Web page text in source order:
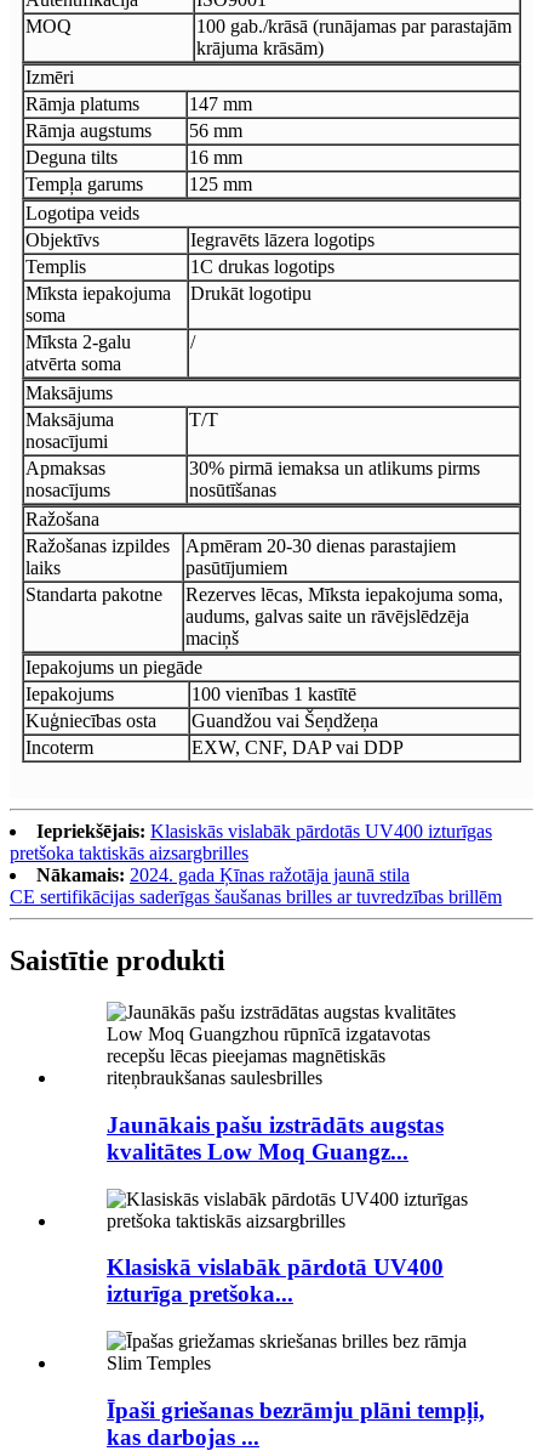
MOQ
100 gab./krāsā (runājamas par parastajām
krājuma krāsām)
Izmēri
Rāmja platums
147 mm
Rāmja augstums
56 mm
Deguna tilts
16 mm
Tempļa garums
125 mm
Logotipa veids
Objektīvs
Iegravēts lāzera logotips
Templis
1C drukas logotips
Mīksta iepakojuma
soma
Drukāt logotipu
Mīksta 2-galu
atvērta soma
/
Maksājums
Maksājuma
nosacījumi
T/T
Apmaksas
nosacījums
30% pirmā iemaksa un atlikums pirms
nosūtīšanas
Ražošana
Ražošanas izpildes
laiks
Apmēram 20-30 dienas parastajiem
pasūtījumiem
Standarta pakotne
Rezerves lēcas, Mīksta iepakojuma soma,
audums, galvas saite un rāvējslēdzēja
maciņš
Iepakojums un piegāde
Iepakojums
100 vienības 1 kastītē
Kuģniecības osta
Guandžou vai Šeņdžeņa
Incoterm
EXW, CNF, DAP vai DDP
Iepriekšējais: Klasiskās vislabāk pārdotās UV400 izturīgas
pretšoka taktiskās aizsargbrilles
Nākamais: 2024. gada Ķīnas ražotāja jaunā stila
CE sertifikācijas saderīgas šaušanas brilles ar tuvredzības brillēm
Saistītie produkti
Jaunākais pašu izstrādāts augstas
kvalitātes Low Moq Guangz...
Klasiskā vislabāk pārdotā UV400
izturīga pretšoka...
Īpaši griešanas bezrāmju plāni tempļi,
kas darbojas ...